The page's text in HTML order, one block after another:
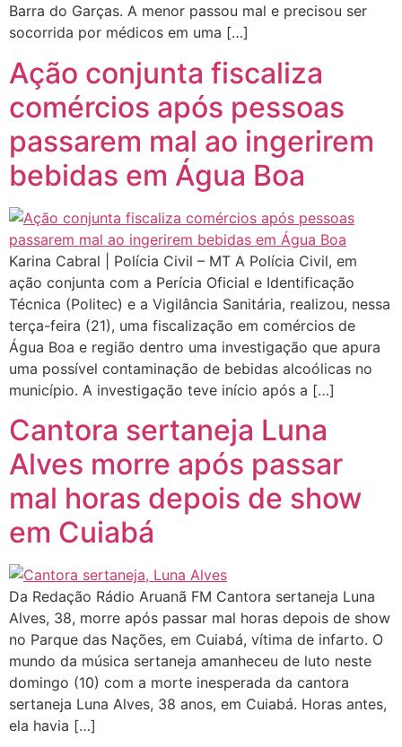
Barra do Garças. A menor passou mal e precisou ser
socorrida por médicos em uma […]
Ação conjunta fiscaliza
comércios após pessoas
passarem mal ao ingerirem
bebidas em Água Boa
Karina Cabral | Polícia Civil – MT A Polícia Civil, em
ação conjunta com a Perícia Oficial e Identificação
Técnica (Politec) e a Vigilância Sanitária, realizou, nessa
terça-feira (21), uma fiscalização em comércios de
Água Boa e região dentro uma investigação que apura
uma possível contaminação de bebidas alcoólicas no
município. A investigação teve início após a […]
Cantora sertaneja Luna
Alves morre após passar
mal horas depois de show
em Cuiabá
Da Redação Rádio Aruanã FM Cantora sertaneja Luna
Alves, 38, morre após passar mal horas depois de show
no Parque das Nações, em Cuiabá, vítima de infarto. O
mundo da música sertaneja amanheceu de luto neste
domingo (10) com a morte inesperada da cantora
sertaneja Luna Alves, 38 anos, em Cuiabá. Horas antes,
ela havia […]